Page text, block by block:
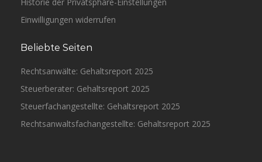
Einwilligungen widerrufen
Beliebte Seiten
Rechtsanwälte: Gehaltsreport 2025
Steuerberater: Gehaltsreport 2025
Steuerfachangestellte: Gehaltsreport 2025
Rechtsanwaltsfachangestellte: Gehaltsreport 2025